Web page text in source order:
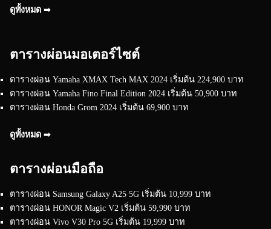
ดูทั้งหมด ➟
ตารางผ่อนมอเตอร์ไซต์
ตารางผ่อน Yamaha XMAX Tech MAX 2024 เริ่มต้น 224,900 บาท
ตารางผ่อน Yamaha Fino Final Edition 2024 เริ่มต้น 50,900 บาท
ตารางผ่อน Honda Grom 2024 เริ่มต้น 69,900 บาท
ดูทั้งหมด ➟
ตารางผ่อนมือถือ
ตารางผ่อน Samsung Galaxy A25 5G เริ่มต้น 10,999 บาท
ตารางผ่อน HONOR Magic V2 เริ่มต้น 59,990 บาท
ตารางผ่อน Vivo V30 Pro 5G เริ่มต้น 19,999 บาท